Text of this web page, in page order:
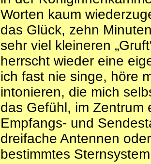
Worten kaum
das Glück, zehn
sehr viel kleineren
herrscht wieder eine
ich fast nie singe, höre
intonieren, die mich
das Gefühl, im Zentrum
Empfangs- und
dreifache Antennen
bestimmtes